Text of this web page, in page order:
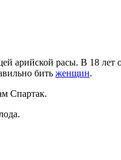
арийской расы. В 18 лет
бить женщин.
Спартак.